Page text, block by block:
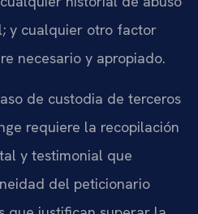
y cualquier otro factor
necesario y apropiado.
de custodia de terceros
requiere la recopilación
y testimonial que
del peticionario